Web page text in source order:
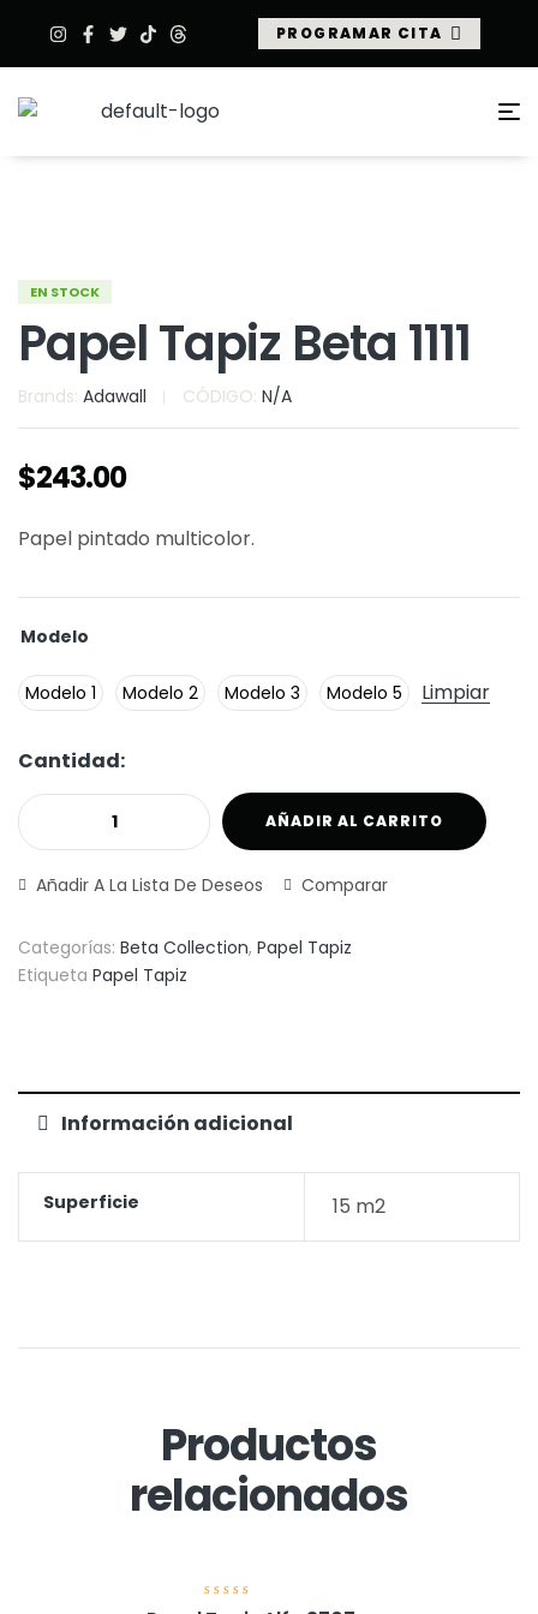
PROGRAMAR CITA
EN STOCK
Papel Tapiz Beta 1111
Brands: Adawall CÓDIGO: N/A
$243.00
Papel pintado multicolor.
Modelo
Modelo 1 Modelo 2 Modelo 3 Modelo 5 Limpiar
Cantidad:
AÑADIR AL CARRITO
Añadir A La Lista De Deseos Comparar
Categorías: Beta Collection, Papel Tapiz
Etiqueta Papel Tapiz
Información adicional
Superficie 15 m2
Productos
relacionados
V